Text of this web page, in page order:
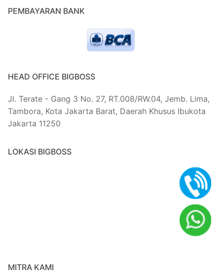
PEMBAYARAN BANK
HEAD OFFICE BIGBOSS
Jl. Terate - Gang 3 No. 27, RT.008/RW.04, Jemb. Lima,
Tambora, Kota Jakarta Barat, Daerah Khusus Ibukota
Jakarta 11250
LOKASI BIGBOSS
MITRA KAMI